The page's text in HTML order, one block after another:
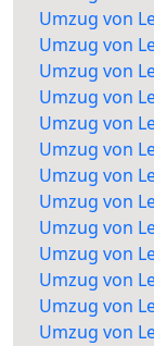
Umzug von
Umzug von
Umzug von
Umzug von
Umzug von
Umzug von
Umzug von
Umzug von
Umzug von
Umzug von
Umzug von
Umzug von
Umzug von